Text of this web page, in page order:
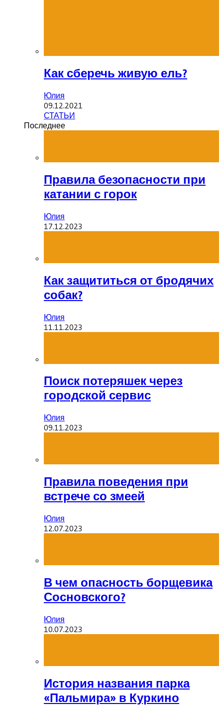
Как сберечь живую ель?
Юлия
09.12.2021
СТАТЬИ
Последнее
Правила безопасности при
катании с горок
Юлия
17.12.2023
Как защититься от бродячих
собак?
Юлия
11.11.2023
Поиск потеряшек через
городской сервис
Юлия
09.11.2023
Правила поведения при
встрече со змеей
Юлия
12.07.2023
В чем опасность борщевика
Сосновского?
Юлия
10.07.2023
История названия парка
«Пальмира» в Куркино